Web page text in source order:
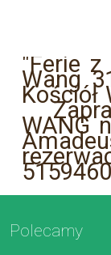
"Ferie z
Wang
Kościół
WANG
Polecamy